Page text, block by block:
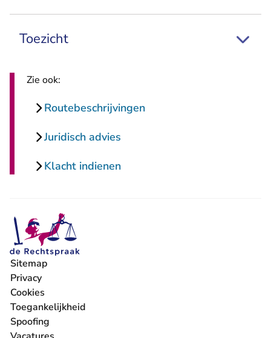
Toezicht
Zie ook:
Routebeschrijvingen
Juridisch advies
Klacht indienen
Sitemap
Privacy
Cookies
Toegankelijkheid
Spoofing